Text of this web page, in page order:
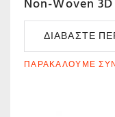
ΔΙΑΒΆΣΤΕ
ΠΑΡΑΚΑΛΟΎΜΕ